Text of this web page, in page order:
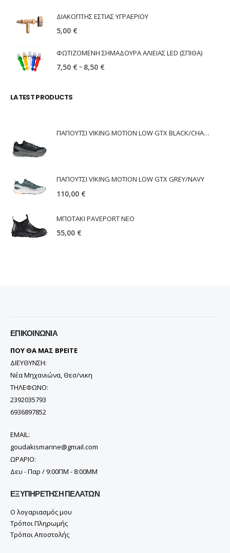
ΔΙΑΚΟΠΤΗΣ ΕΣΤΙΑΣ ΥΓΡΑΕΡΙΟΥ
5,00 €
ΦΩΤΙΖΟΜΕΝΗ ΣΗΜΑΔΟΥΡΑ ΑΛΙΕΙΑΣ LED (ΣΠΙΘΑ)
7,50 € – 8,50 €
LATEST PRODUCTS
ΠΑΠΟΥΤΣΙ VIKING MOTION LOW GTX BLACK/CHARCOAL
ΠΑΠΟΥΤΣΙ VIKING MOTION LOW GTX GREY/NAVY
110,00 €
ΜΠΟΤΑΚΙ PAVEPORT NEO
55,00 €
ΕΠΙΚΟΙΝΩΝΊΑ
ΠΟΥ ΘΑ ΜΑΣ ΒΡΕΙΤΕ
ΔΙΕΥΘΥΝΣΗ:
Νέα Μηχανιώνα, Θεσ/νικη
ΤΗΛΕΦΩΝΟ:
2392035793
6936897852
EMAIL:
goudakismarine@gmail.com
ΩΡΑΡΙΟ:
Δευ - Παρ / 9:00ΠΜ - 8:00ΜΜ
ΕΞΥΠΗΡΈΤΗΣΗ ΠΕΛΑΤΏΝ
Ο λογαριασμός μου
Τρόποι Πληρωμής
Τρόποι Αποστολής